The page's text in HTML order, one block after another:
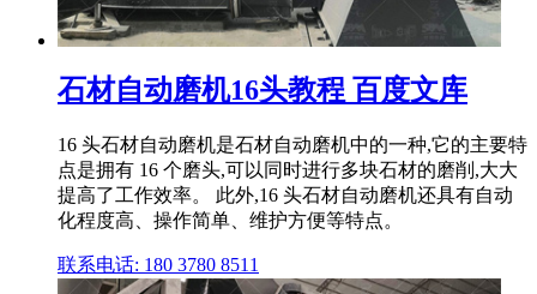
石材自动磨机16头教程 百度文库
16 头石材自动磨机是石材自动磨机中的一种,它的主要特
点是拥有 16 个磨头,可以同时进行多块石材的磨削,大大
提高了工作效率。 此外,16 头石材自动磨机还具有自动
化程度高、操作简单、维护方便等特点。
联系电话: 180 3780 8511